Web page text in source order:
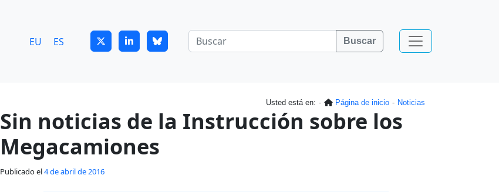
EU ES Buscar
Usted está en: Página de inicio Noticias
Sin noticias de la Instrucción sobre los
Megacamiones
Publicado el4 de abril de 2016